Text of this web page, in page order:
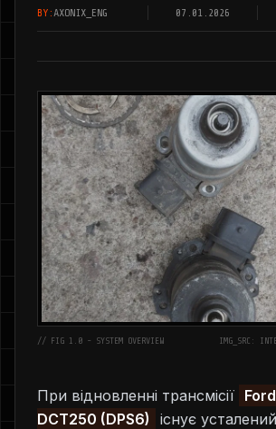
BY:AXONIX_ENG 07.01.2026
// FIG 1.0 - SYSTEM OVERVIEW IMG_SRC:
При відновленні трансмісії
DCT250 (DPS6)
існує